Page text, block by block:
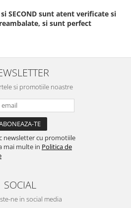
si SECOND sunt atent verificate si
si sunt perfect
si promotiile noastre
newsletter cu promotiile
mai multe in Politica de
SOCIAL
ne in social media